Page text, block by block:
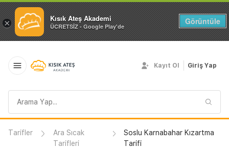
× Kısık Ateş Akademi
ÜCRETSİZ - Google Play'de
Görüntüle
sorgusu
Kayıt Ol Giriş Yap
Tarifler
Ara Sıcak
Tarifleri
Soslu Karnabahar Kızartma
Tarifi